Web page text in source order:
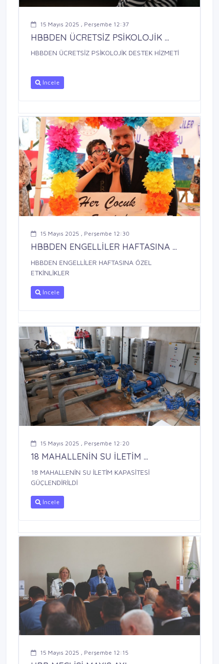
15 Mayıs 2025 , Perşembe 12:37
HBBDEN ÜCRETSİZ PSİKOLOJİK ...
HBBDEN ÜCRETSİZ PSİKOLOJİK DESTEK HİZMETİ
İncele
15 Mayıs 2025 , Perşembe 12:30
HBBDEN ENGELLİLER HAFTASINA ...
HBBDEN ENGELLİLER HAFTASINA ÖZEL
ETKİNLİKLER
İncele
15 Mayıs 2025 , Perşembe 12:20
18 MAHALLENİN SU İLETİM ...
18 MAHALLENİN SU İLETİM KAPASİTESİ
GÜÇLENDİRİLDİ
İncele
15 Mayıs 2025 , Perşembe 12:15